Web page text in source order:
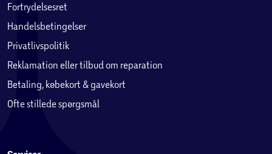
Fortrydelsesret
Handelsbetingelser
Privatlivspolitik
Reklamation eller tilbud om reparation
Betaling, købekort & gavekort
Ofte stillede spørgsmål